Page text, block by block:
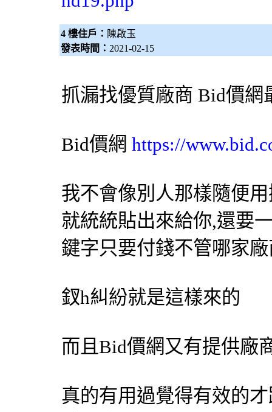
4 樓住戶： 陳啟玉
發表時間： 2021-02-15
抓漏找優質廠商 Bid價網
Bid價網 https://
我不會像別人那樣隨便用
就統統貼出來給你,還要
鍵字只要付錢不管哪家
釵h糾紛就是這樣來的
而且Bid價網 又有提供廠
真的有用過覺得有效的